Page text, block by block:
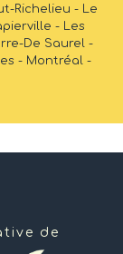
Richelieu - Le
- Les
De Saurel -
- Montréal -
de